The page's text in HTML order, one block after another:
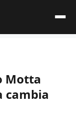
Motta
cambia